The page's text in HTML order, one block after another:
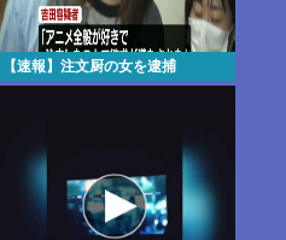
【速報】注文厨の女を逮捕